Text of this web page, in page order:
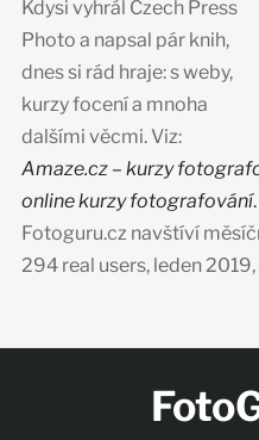
Kdysi vyhrál Czech Press
Photo a napsal pár knih,
dnes si rád hraje: s weby,
kurzy focení a mnoha
dalšími věcmi. Viz:
Amaze.cz – kurzy
online kurzy fotografování.
Fotoguru.cz navštíví
294 real users, leden